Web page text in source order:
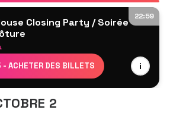
22:59
Closing Party / Soirée
ACHETER DES BILLETS i
Hype
2